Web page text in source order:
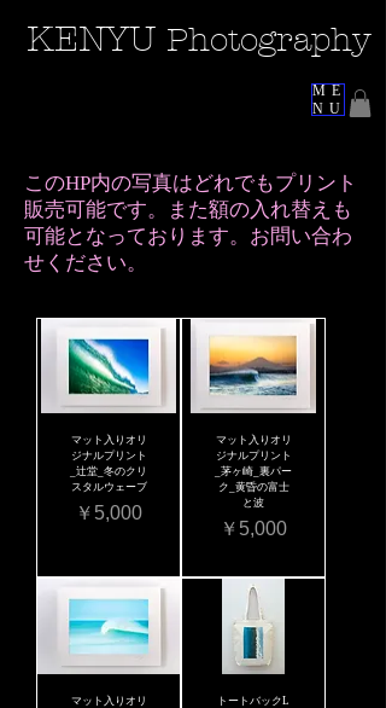
KENYU Photography
ME
NU
このHP内の写真はどれでもプリント
販売可能です。また額の入れ替えも
可能となっております。お問い合わ
せください。
マット入りオリ
ジナルプリント
_辻堂_冬のクリ
スタルウェーブ
価格
￥5,000
マット入りオリ
ジナルプリント
_茅ヶ崎_裏パー
ク_黄昏の富士
と波
価格
￥5,000
マット入りオリ
トートバックL